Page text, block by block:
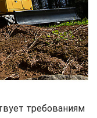
требованиям